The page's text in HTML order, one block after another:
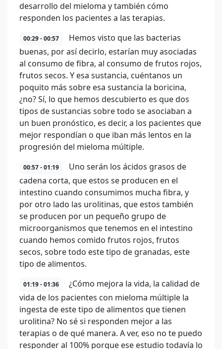
desarrollo del mieloma y también cómo
responden los pacientes a las terapias.
00:29 - 00:57
Hemos visto que las bacterias
buenas, por así decirlo, estarían muy asociadas
al consumo de fibra, al consumo de frutos rojos,
frutos secos. Y esa sustancia, cuéntanos un
poquito más sobre esa sustancia la boricina,
¿no? Sí, lo que hemos descubierto es que dos
tipos de sustancias sobre todo se asociaban a
un buen pronóstico, es decir, a los pacientes que
mejor respondían o que iban más lentos en la
progresión del mieloma múltiple.
00:57 - 01:19
Uno serán los ácidos grasos de
cadena corta, que estos se producen en el
intestino cuando consumimos mucha fibra, y
por otro lado las urolitinas, que estos también
se producen por un pequeño grupo de
microorganismos que tenemos en el intestino
cuando hemos comido frutos rojos, frutos
secos, sobre todo este tipo de granadas, este
tipo de alimentos.
01:19 - 01:36
¿Cómo mejora la vida, la calidad de
vida de los pacientes con mieloma múltiple la
ingesta de este tipo de alimentos que tienen
urolitina? No sé si responden mejor a las
terapias o de qué manera. A ver, eso no te puedo
responder al 100% porque ese estudio todavía lo